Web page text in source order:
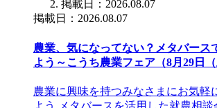
掲載日：2026.08.07
掲載日：2026.08.07
農業、気になってない？メタバース
よう～こうち農業フェア（8月29日（
農業に興味を持つみなさまにお気軽
よう メタバースを活用した就農相